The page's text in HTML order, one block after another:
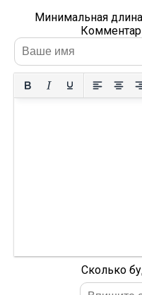
Минимальная
Сколько